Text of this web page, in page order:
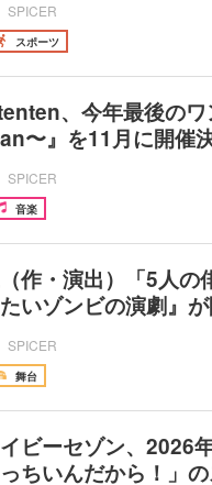
SPICER
スポーツ
、今年最後の
〜』を11月に開催
SPICER
音楽
作・演出）「5人
いゾンビの演劇』
SPICER
舞台
ビーセゾン、2026
ちいんだから！」の